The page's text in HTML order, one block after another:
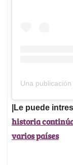
Una
|Le puede
historia
varios países